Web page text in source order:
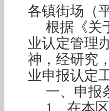
各镇街场（
根据《关
业认定管理
神，经研究
业申报认定
一、申报
1 、在本